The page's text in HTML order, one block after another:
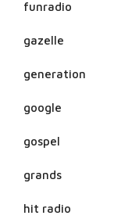
funradio
gazelle
generation
google
gospel
grands
hit radio